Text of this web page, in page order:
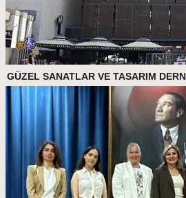
GÜZEL SANATLAR VE TASARIM